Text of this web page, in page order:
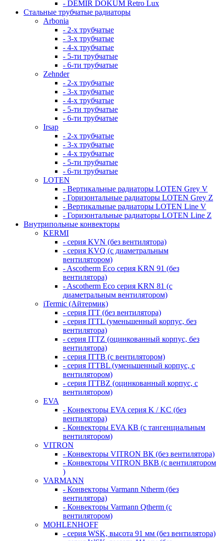
- DEMIR DOKUM Retro Lux
Стальные трубчатые радиаторы
Arbonia
- 2-х трубчатые
- 3-х трубчатые
- 4-х трубчатые
- 5-ти трубчатые
- 6-ти трубчатые
Zehnder
- 2-х трубчатые
- 3-х трубчатые
- 4-х трубчатые
- 5-ти трубчатые
- 6-ти трубчатые
Irsap
- 2-х трубчатые
- 3-х трубчатые
- 4-х трубчатые
- 5-ти трубчатые
- 6-ти трубчатые
LOTEN
- Вертикальные радиаторы LOTEN Grey V
- Горизонтальные радиаторы LOTEN Grey Z
- Вертикальные радиаторы LOTEN Line V
- Горизонтальные радиаторы LOTEN Line Z
Внутрипольные конвекторы
KERMI
- серия KVN (без вентилятора)
- серия KVQ (с диаметральным
вентилятором)
- Ascotherm Eco серия KRN 91 (без
вентилятора)
- Ascotherm Eco серия KRN 81 (с
диаметральным вентилятором)
iTermic (Айтермик)
- серия ITT (без вентилятора)
- серия ITTL (уменьшенный корпус, без
вентилятора)
- серия ITTZ (оцинкованный корпус, без
вентилятора)
- серия ITTB (с вентилятором)
- серия ITTBL (уменьшенный корпус, с
вентилятором)
- серия ITTBZ (оцинкованный корпус, с
вентилятором)
EVA
- Конвекторы EVA серия K / KC (без
вентилятора)
- Конвекторы EVA КВ (с тангенциальным
вентилятором)
VITRON
- Конвекторы VITRON ВК (без вентилятора)
- Конвекторы VITRON ВКВ (с вентилятором
)
VARMANN
- Конвекторы Varmann Ntherm (без
вентилятора)
- Конвекторы Varmann Qtherm (с
вентилятором)
MOHLENHOFF
- серия WSK, высота 91 мм (без вентилятора)